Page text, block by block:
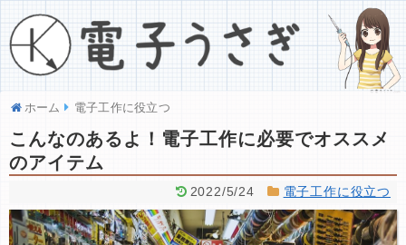
ホーム 電子工作に役立つ
こんなのあるよ！電子工作に必要でオススメ
のアイテム
2022/5/24 電子工作に役立つ